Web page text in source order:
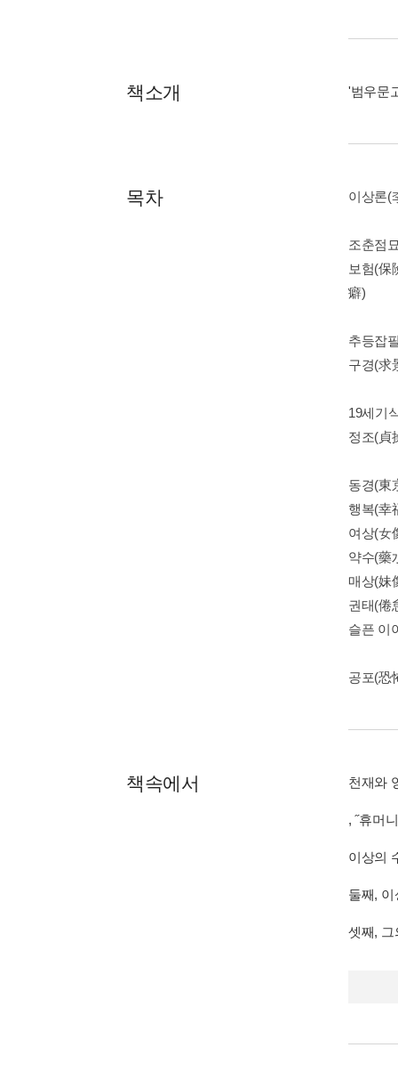
책소개 '범우문
목차 이상론(
조춘점
보험(保
癖)
추등잡
구경(求
19세기
정조(貞
동경(東
행복(幸
여상(女
약수(藥
매상(妹
권태(倦
슬픈 이
공포(恐
책속에서 천재와
, ˝휴머
이상의
둘째,
셋째, 그